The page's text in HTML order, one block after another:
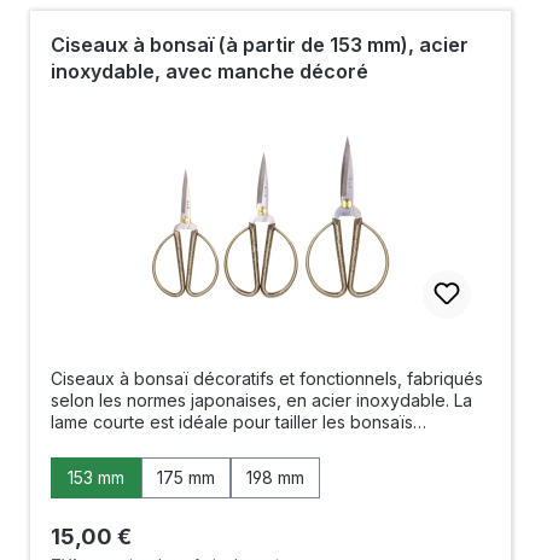
en Chine
Ciseaux à bonsaï (à partir de 153 mm), acier
inoxydable, avec manche décoré
Ciseaux à bonsaï décoratifs et fonctionnels, fabriqués
selon les normes japonaises, en acier inoxydable. La
lame courte est idéale pour tailler les bonsaïs
double affûtage permettent, sur tous les sécateurs,
une coupe nette et lisse sans écraser les pousses.
sur les lames est réglable. Longueur :
153 mm 175 mm 198 mm -
Sélectionnez
Longueur
153 mm 175 mm 198 mm
Prix régulier :
15,00 €